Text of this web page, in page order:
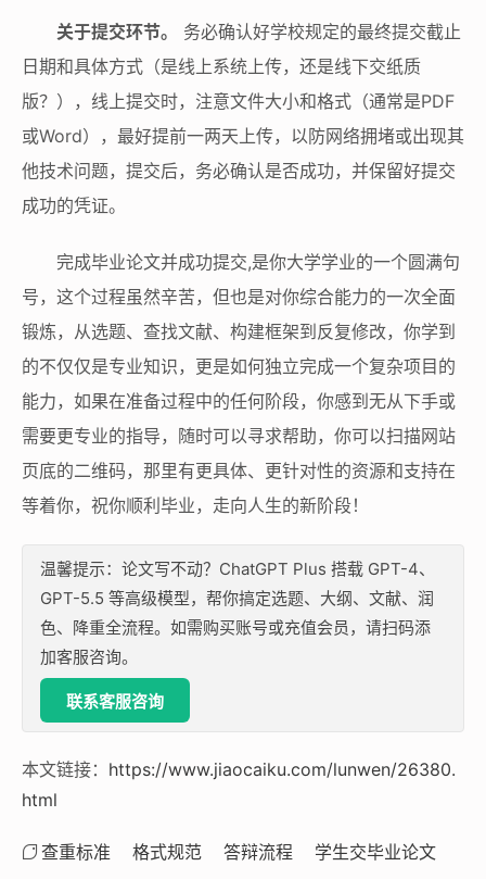
关于提交环节。
务必确认好学校规定的最终提交截止
日期和具体方式（是线上系统上传，还是线下交纸质
版？），线上提交时，注意文件大小和格式（通常是PDF
或Word），最好提前一两天上传，以防网络拥堵或出现其
他技术问题，提交后，务必确认是否成功，并保留好提交
成功的凭证。
完成毕业论文并成功提交,是你大学学业的一个圆满句
号，这个过程虽然辛苦，但也是对你综合能力的一次全面
锻炼，从选题、查找文献、构建框架到反复修改，你学到
的不仅仅是专业知识，更是如何独立完成一个复杂项目的
能力，如果在准备过程中的任何阶段，你感到无从下手或
需要更专业的指导，随时可以寻求帮助，你可以扫描网站
页底的二维码，那里有更具体、更针对性的资源和支持在
等着你，祝你顺利毕业，走向人生的新阶段！
温馨提示：论文写不动？ChatGPT Plus 搭载 GPT-4、
GPT-5.5 等高级模型，帮你搞定选题、大纲、文献、润
色、降重全流程。如需购买账号或充值会员，请扫码添
加客服咨询。
联系客服咨询
本文链接： https://www.jiaocaiku.com/lunwen/26380.
html
查重标准 格式规范 答辩流程 学生交毕业论文